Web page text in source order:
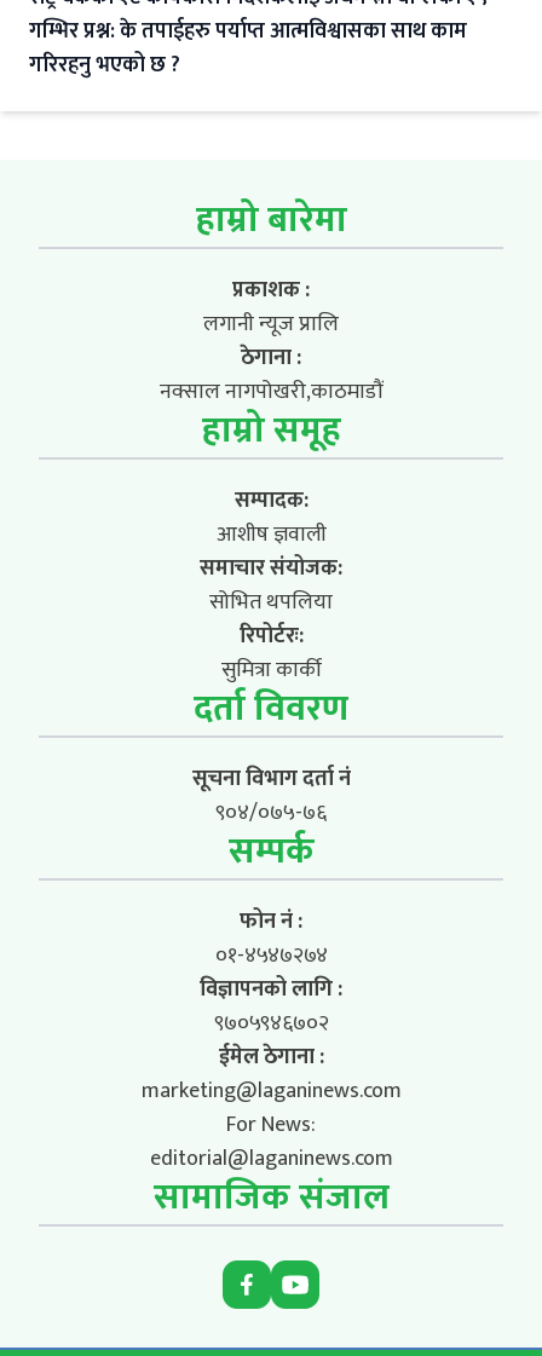
गम्भिर प्रश्न: के तपाईहरु पर्याप्त आत्मविश्वासका साथ काम
गरिरहनु भएको छ ?
हाम्रो बारेमा
प्रकाशक :
लगानी न्यूज प्रालि
ठेगाना :
नक्साल नागपोखरी,काठमाडौं
हाम्रो समूह
सम्पादक:
आशीष ज्ञवाली
समाचार संयोजक:
सोभित थपलिया
रिपोर्टरः:
सुमित्रा कार्की
दर्ता विवरण
सूचना विभाग दर्ता नं
९०४/०७५-७६
सम्पर्क
फोन नं :
०१-४५४७२७४
विज्ञापनको लागि :
९७०५९४६७०२
ईमेल ठेगाना :
marketing@laganinews.com
For News:
editorial@laganinews.com
सामाजिक संजाल